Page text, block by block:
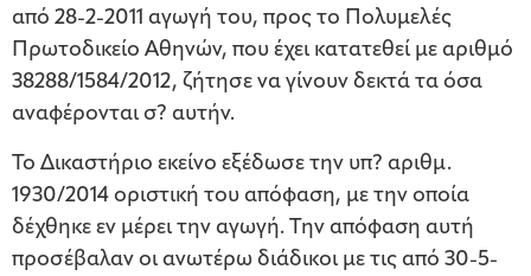
από 28-2-2011 αγωγή του, προς το Πολυμελές
Πρωτοδικείο Αθηνών, που έχει κατατεθεί με αριθμό
38288/1584/2012, ζήτησε να γίνουν δεκτά τα όσα
αναφέρονται σ? αυτήν.
Το Δικαστήριο εκείνο εξέδωσε την υπ? αριθμ.
1930/2014 οριστική του απόφαση, με την οποία
δέχθηκε εν μέρει την αγωγή. Την απόφαση αυτή
προσέβαλαν οι ανωτέρω διάδικοι με τις από 30-5-